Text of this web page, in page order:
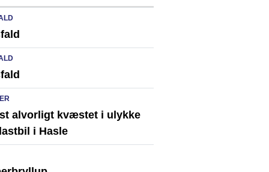
alvorligt kvæstet i ulykke
i Hasle